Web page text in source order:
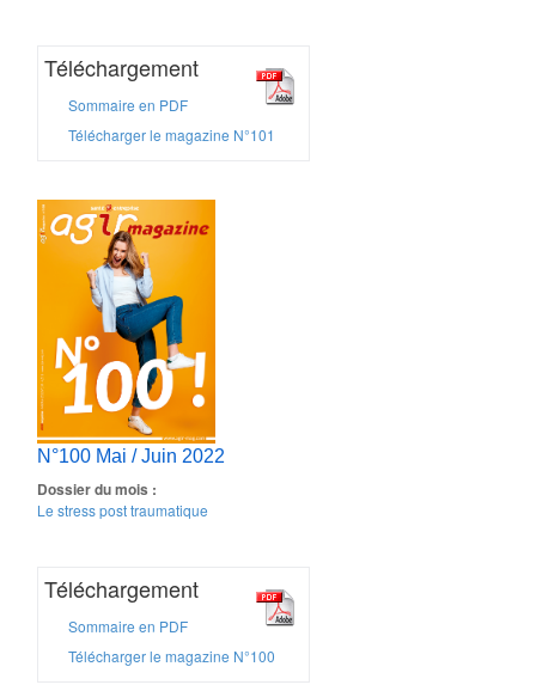
Téléchargement
Sommaire en PDF
Télécharger le magazine N°101
N°100 Mai / Juin 2022
Dossier du mois :
Le stress post traumatique
Téléchargement
Sommaire en PDF
Télécharger le magazine N°100